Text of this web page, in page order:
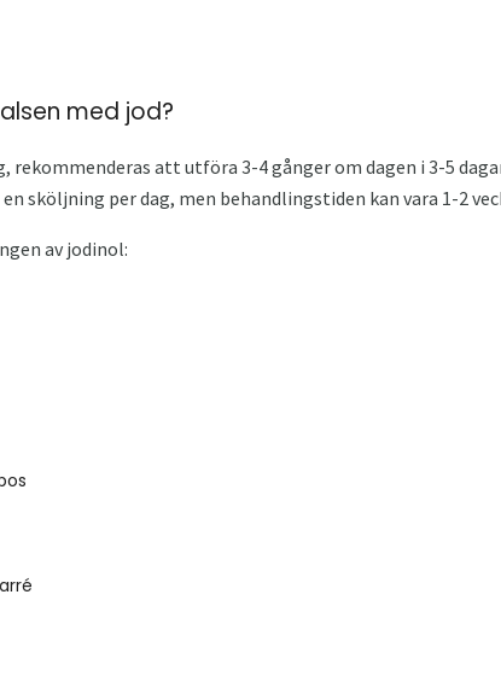
med jod?
rekommenderas att utföra 3-4 gånger om dagen i 3-5
sköljning per dag, men behandlingstiden kan vara 1-2
av jodinol: